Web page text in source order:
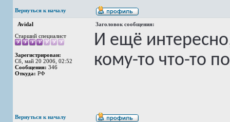
Вернуться к началу
Avidal
Заголовок сообщения:
Старший специалист
Зарегистрирован:
Сб, май 20 2006, 02:52
Сообщения: 346
Откуда: РФ
И ещё
кому-то что-то
Вернуться к началу